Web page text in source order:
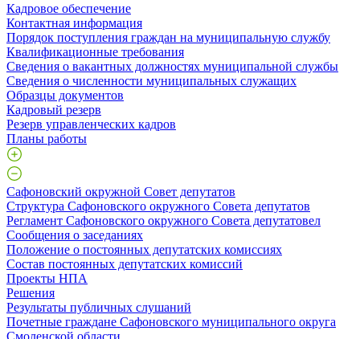
Кадровое обеспечение
Контактная информация
Порядок поступления граждан на муниципальную службу
Квалификационные требования
Сведения о вакантных должностях муниципальной службы
Сведения о численности муниципальных служащих
Образцы документов
Кадровый резерв
Резерв управленческих кадров
Планы работы
Сафоновский окружной Совет депутатов
Структура Сафоновского окружного Совета депутатов
Регламент Сафоновского окружного Совета депутатовел
Сообщения о заседаниях
Положение о постоянных депутатских комиссиях
Состав постоянных депутатских комиссий
Проекты НПА
Решения
Результаты публичных слушаний
Почетные граждане Сафоновского муниципального округа
Смоленской области